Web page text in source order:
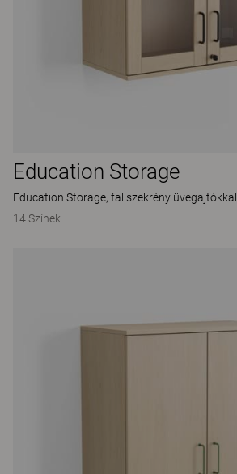
Education Storage
Education Storage, faliszekrény üvegajtókkal
14 Színek